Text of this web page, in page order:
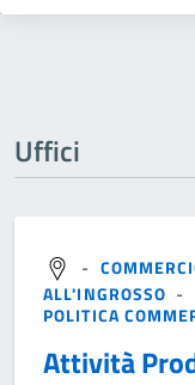
Uffici
-
ALL'INGROSSO -
POLITICA
Attività